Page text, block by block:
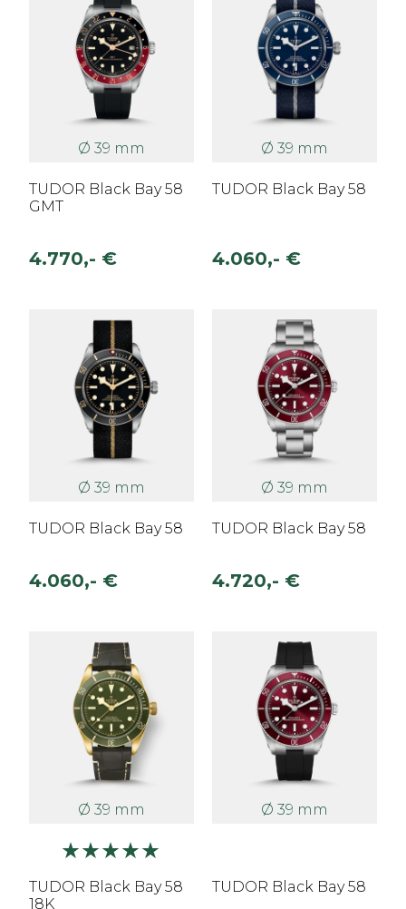
Ø 39 mm
TUDOR Black Bay 58
GMT
4.770,- €
Ø 39 mm
TUDOR Black Bay 58
4.060,- €
Ø 39 mm
TUDOR Black Bay 58
4.060,- €
Ø 39 mm
TUDOR Black Bay 58
4.720,- €
Ø 39 mm
TUDOR Black Bay 58
18K
Ø 39 mm
TUDOR Black Bay 58